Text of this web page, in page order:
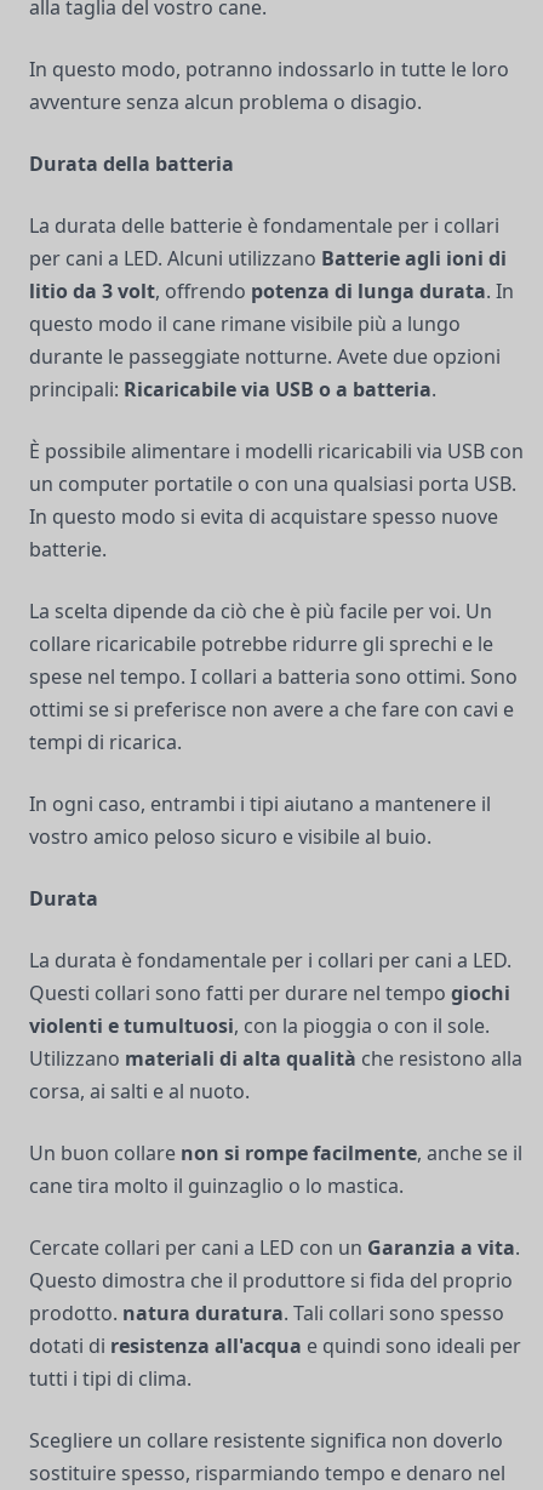
alla taglia del vostro cane.
In questo modo, potranno indossarlo in tutte le loro
avventure senza alcun problema o disagio.
Durata della batteria
La durata delle batterie è fondamentale per i collari
per cani a LED. Alcuni utilizzano Batterie agli ioni di
litio da 3 volt, offrendo potenza di lunga durata. In
questo modo il cane rimane visibile più a lungo
durante le passeggiate notturne. Avete due opzioni
principali: Ricaricabile via USB o a batteria.
È possibile alimentare i modelli ricaricabili via USB con
un computer portatile o con una qualsiasi porta USB.
In questo modo si evita di acquistare spesso nuove
batterie.
La scelta dipende da ciò che è più facile per voi. Un
collare ricaricabile potrebbe ridurre gli sprechi e le
spese nel tempo. I collari a batteria sono ottimi. Sono
ottimi se si preferisce non avere a che fare con cavi e
tempi di ricarica.
In ogni caso, entrambi i tipi aiutano a mantenere il
vostro amico peloso sicuro e visibile al buio.
Durata
La durata è fondamentale per i collari per cani a LED.
Questi collari sono fatti per durare nel tempo giochi
violenti e tumultuosi, con la pioggia o con il sole.
Utilizzano materiali di alta qualità che resistono alla
corsa, ai salti e al nuoto.
Un buon collare non si rompe facilmente, anche se il
cane tira molto il guinzaglio o lo mastica.
Cercate collari per cani a LED con un Garanzia a vita.
Questo dimostra che il produttore si fida del proprio
prodotto. natura duratura. Tali collari sono spesso
dotati di resistenza all'acqua e quindi sono ideali per
tutti i tipi di clima.
Scegliere un collare resistente significa non doverlo
sostituire spesso, risparmiando tempo e denaro nel